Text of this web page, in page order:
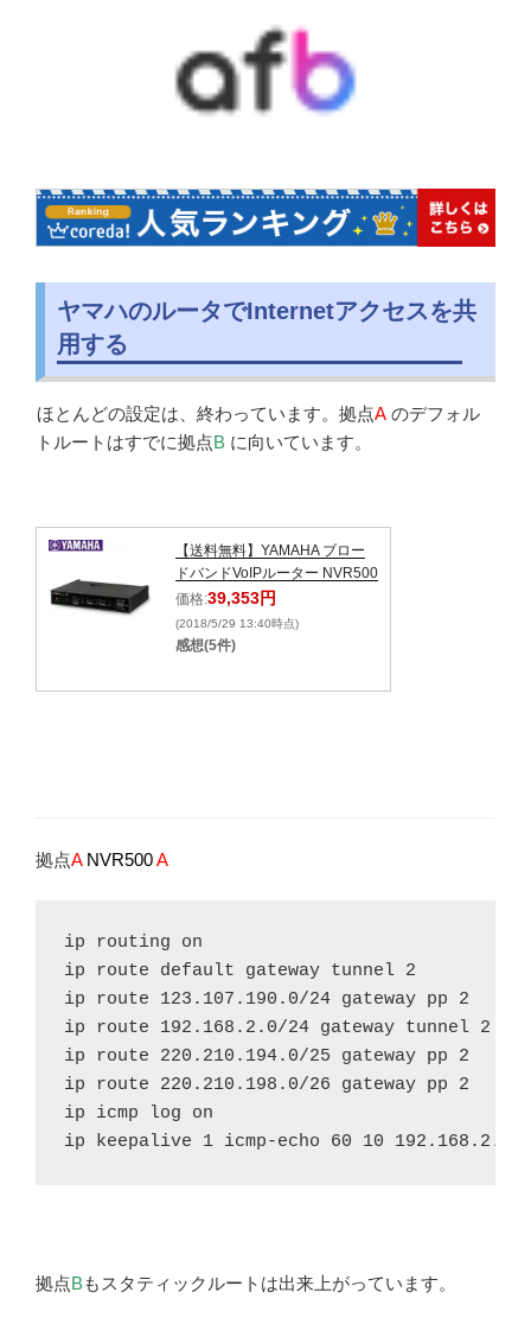
ヤマハのルータでInternetアクセスを共
用する
ほとんどの設定は、終わっています。拠点A のデフォル
トルートはすでに拠点B に向いています。
【送料無料】YAMAHA ブロー
ドバンドVoIPルーター NVR500
価格:39,353円
(2018/5/29 13:40時点)
感想(5件)
拠点A NVR500A
ip routing on
ip route default gateway tunnel 2
ip route 123.107.190.0/24 gateway pp 2
ip route 192.168.2.0/24 gateway tunnel 2
ip route 220.210.194.0/25 gateway pp 2
ip route 220.210.198.0/26 gateway pp 2
ip icmp log on
ip keepalive 1 icmp-echo 60 10 192.168.2.1
拠点Bもスタティックルートは出来上がっています。